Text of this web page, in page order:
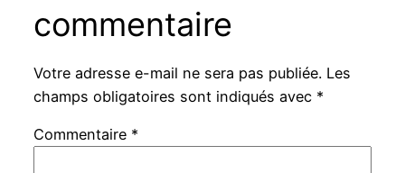
commentaire
Votre adresse e-mail ne sera pas publiée. Les
champs obligatoires sont indiqués avec *
Commentaire *